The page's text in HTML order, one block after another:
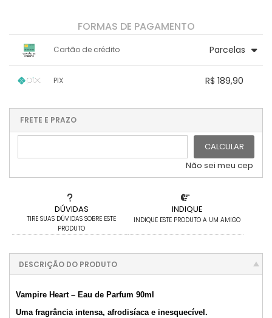
DÚVIDAS
TIRE SUAS DÚVIDAS SOBRE ESTE
PRODUTO
INDIQUE
INDIQUE ESTE PRODUTO A UM AMIGO
FORMAS DE PAGAMENTO
Cartão de crédito Parcelas
PIX R$ 189,90
...
....
FRETE E PRAZO
CALCULAR
Não sei meu cep
DESCRIÇÃO DO PRODUTO
Vampire Heart – Eau de Parfum 90ml
Uma fragrância intensa, afrodisíaca e inesquecível.